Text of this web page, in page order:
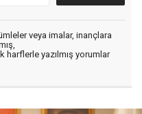
veya imalar, inançlara
harflerle yazılmış yorumlar